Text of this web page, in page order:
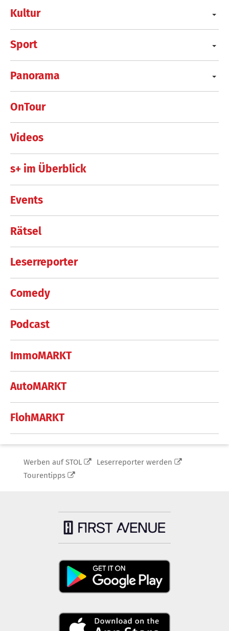
Kultur
Sport
Panorama
OnTour
Videos
s+ im Überblick
Events
Rätsel
Leserreporter
Comedy
Podcast
ImmoMARKT
AutoMARKT
FlohMARKT
Werben auf STOL
Leserreporter werden
Tourentipps